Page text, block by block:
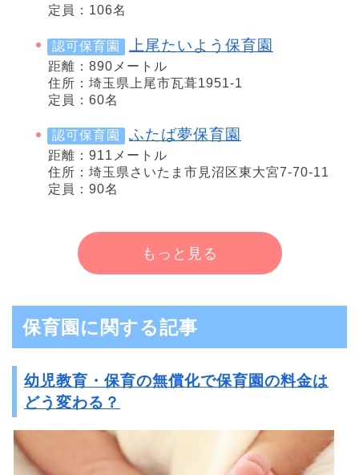
定員：106名
認可保育園 上尾たいよう保育園
距離：890メートル
住所：埼玉県上尾市瓦葺1951-1
定員：60名
認可保育園 ふたば夢保育園
距離：911メートル
住所：埼玉県さいたま市見沼区東大宮7-70-11
定員：90名
もっと見る
保育園に関する記事
幼児教育・保育の無償化で保育園の料金は
どう変わる？